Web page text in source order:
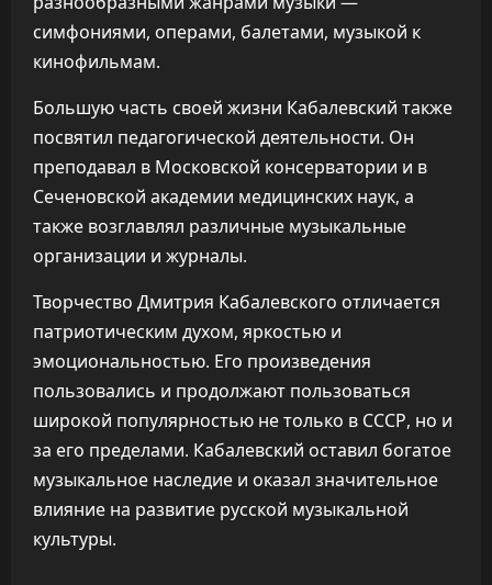
симфониями, операми, балетами, музыкой к
кинофильмам.
Большую часть своей жизни Кабалевский также
посвятил педагогической деятельности. Он
преподавал в Московской консерватории и в
Сеченовской академии медицинских наук, а
также возглавлял различные музыкальные
организации и журналы.
Творчество Дмитрия Кабалевского отличается
патриотическим духом, яркостью и
эмоциональностью. Его произведения
пользовались и продолжают пользоваться
широкой популярностью не только в СССР, но и
за его пределами. Кабалевский оставил богатое
музыкальное наследие и оказал значительное
влияние на развитие русской музыкальной
культуры.